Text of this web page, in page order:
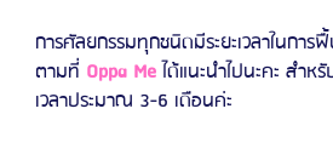
การศัลยกรรมทุกชนิดมีระยะเวลาในกา
ตามที่ Oppa Me ได้แนะนำไปนะคะ สำห
เวลาประมาณ 3-6 เดือนค่ะ